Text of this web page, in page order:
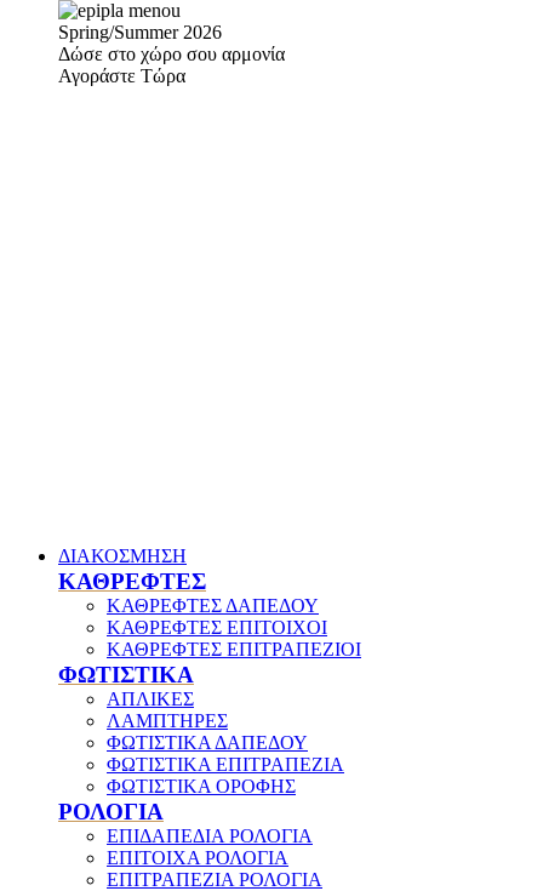
Spring/Summer 2026
Δώσε στο χώρο σου αρμονία
Αγοράστε Τώρα
ΔΙΑΚΟΣΜΗΣΗ
ΚΑΘΡΕΦΤΕΣ
ΚΑΘΡΕΦΤΕΣ ΔΑΠΕΔΟΥ
ΚΑΘΡΕΦΤΕΣ ΕΠΙΤΟΙΧΟΙ
ΚΑΘΡΕΦΤΕΣ ΕΠΙΤΡΑΠΕΖΙΟΙ
ΦΩΤΙΣΤΙΚΑ
ΑΠΛΙΚΕΣ
ΛΑΜΠΤΗΡΕΣ
ΦΩΤΙΣΤΙΚΑ ΔΑΠΕΔΟΥ
ΦΩΤΙΣΤΙΚΑ ΕΠΙΤΡΑΠΕΖΙΑ
ΦΩΤΙΣΤΙΚΑ ΟΡΟΦΗΣ
ΡΟΛΟΓΙΑ
ΕΠΙΔΑΠΕΔΙΑ ΡΟΛΟΓΙΑ
ΕΠΙΤΟΙΧΑ ΡΟΛΟΓΙΑ
ΕΠΙΤΡΑΠΕΖΙΑ ΡΟΛΟΓΙΑ